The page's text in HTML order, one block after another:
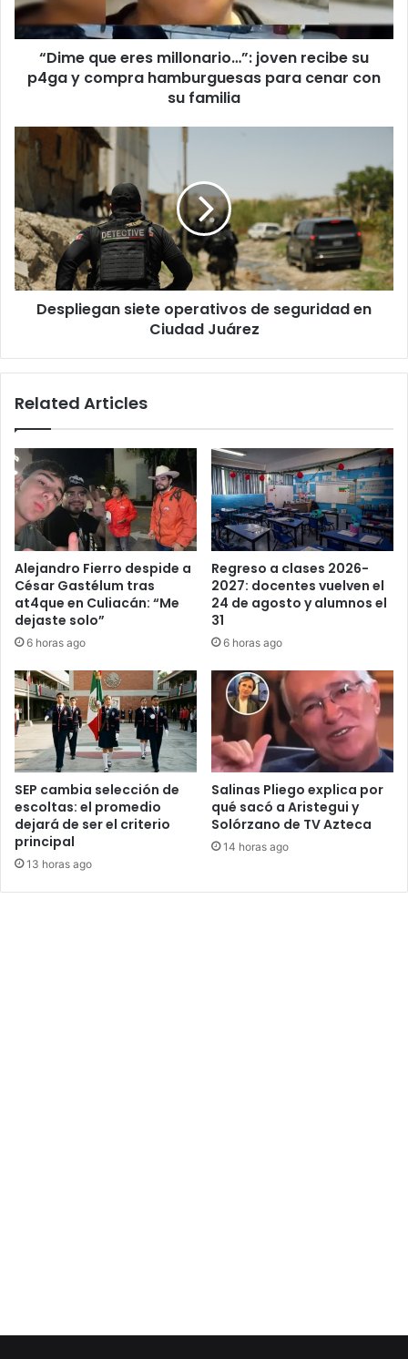
p4ga
y
compra
hamburguesas
su
familia
“Dime que eres millonario…”: joven recibe su
p4ga y compra hamburguesas para cenar con
su familia
Despliegan
siete
operativos
seguridad
en
Ciudad
Juárez
Despliegan siete operativos de seguridad en
Ciudad Juárez
Related Articles
Alejandro Fierro despide a
César Gastélum tras
at4que en Culiacán: “Me
dejaste solo”
6 horas ago
Regreso a clases 2026-
2027: docentes vuelven el
24 de agosto y alumnos el
31
6 horas ago
SEP cambia selección de
escoltas: el promedio
dejará de ser el criterio
principal
13 horas ago
Salinas Pliego explica por
qué sacó a Aristegui y
Solórzano de TV Azteca
14 horas ago